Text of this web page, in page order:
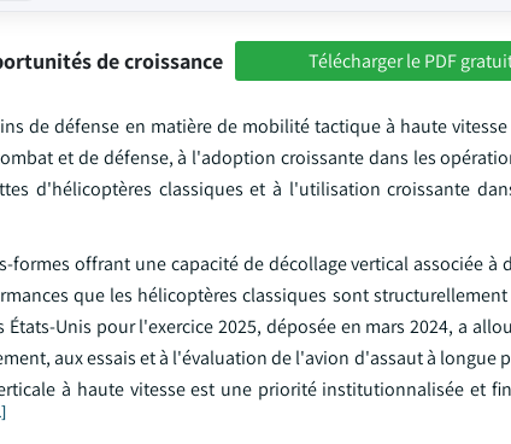
de croissance Télécharger le PDF
de défense en matière de mobilité tactique à haute
et de défense, à l'adoption croissante dans les
d'hélicoptères classiques et à l'utilisation croissante
offrant une capacité de décollage vertical associée à
que les hélicoptères classiques sont
Unis pour l'exercice 2025, déposée en mars 2024, a
aux essais et à l'évaluation de l'avion d'assaut à longue
à haute vitesse est une priorité institutionnalisée et